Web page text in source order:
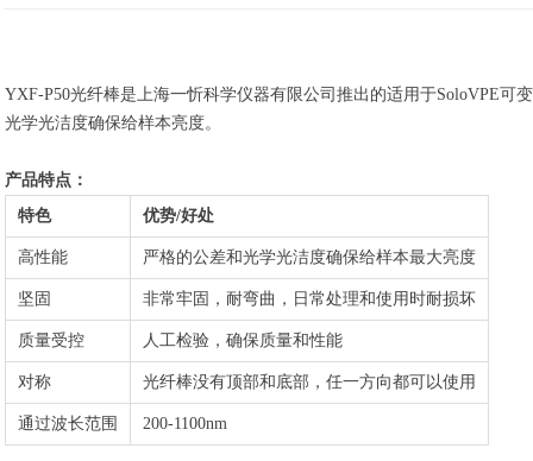
YXF-P50光纤棒是上海一忻科学仪器有限公司推出的适用于SoloVPE
光学光洁度确保给样本亮度。
产品特点：
特色
优势/好处
高性能 严格的公差和光学光洁度确保给样本最大亮度
坚固 非常牢固，耐弯曲，日常处理和使用时耐损坏
质量受控 人工检验，确保质量和性能
对称 光纤棒没有顶部和底部，任一方向都可以使用
通过波长范围 200-1100nm